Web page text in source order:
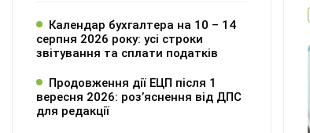
Календар бухгалтера на 10 – 14
серпня 2026 року: усі строки
звітування та сплати податків
Продовження дії ЕЦП після 1
вересня 2026: розʼяснення від ДПС
для редакції